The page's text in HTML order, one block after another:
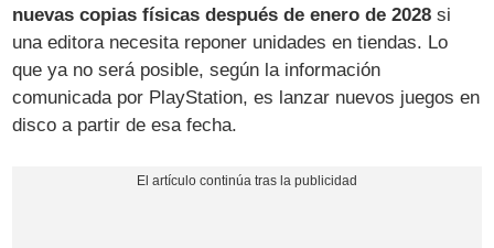
nuevas copias físicas después de enero de 2028 si
una editora necesita reponer unidades en tiendas. Lo
que ya no será posible, según la información
comunicada por PlayStation, es lanzar nuevos juegos en
disco a partir de esa fecha.